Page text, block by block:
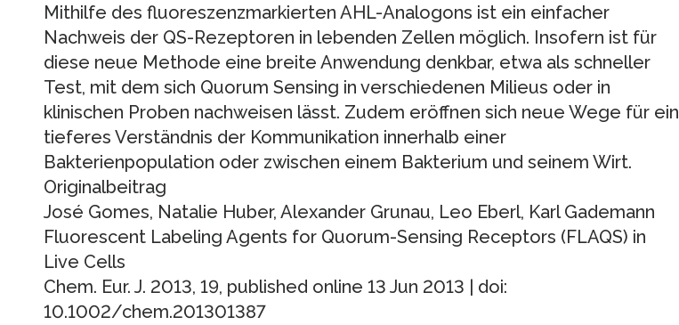
Mithilfe des fluoreszenzmarkierten AHL-Analogons ist ein einfacher
Nachweis der QS-Rezeptoren in lebenden Zellen möglich. Insofern ist für
diese neue Methode eine breite Anwendung denkbar, etwa als schneller
Test, mit dem sich Quorum Sensing in verschiedenen Milieus oder in
klinischen Proben nachweisen lässt. Zudem eröffnen sich neue Wege für ein
tieferes Verständnis der Kommunikation innerhalb einer
Bakterienpopulation oder zwischen einem Bakterium und seinem Wirt.
Originalbeitrag
José Gomes, Natalie Huber, Alexander Grunau, Leo Eberl, Karl Gademann
Fluorescent Labeling Agents for Quorum-Sensing Receptors (FLAQS) in
Live Cells
Chem. Eur. J. 2013, 19, published online 13 Jun 2013 | doi:
10.1002/chem.201301387